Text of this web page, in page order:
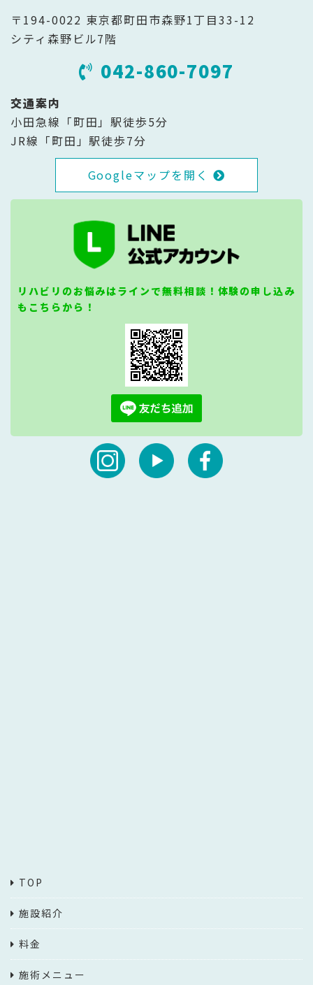
〒194-0022 東京都町田市森野1丁目33-12
シティ森野ビル7階
042-860-7097
交通案内
小田急線「町田」駅徒歩5分
JR線「町田」駅徒歩7分
Googleマップを開く
リハビリのお悩みはラインで無料相談！体験の申し込み
もこちらから！
TOP
施設紹介
料金
施術メニュー